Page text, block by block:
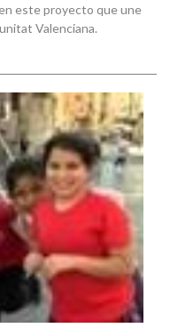
este proyecto que une
Valenciana.